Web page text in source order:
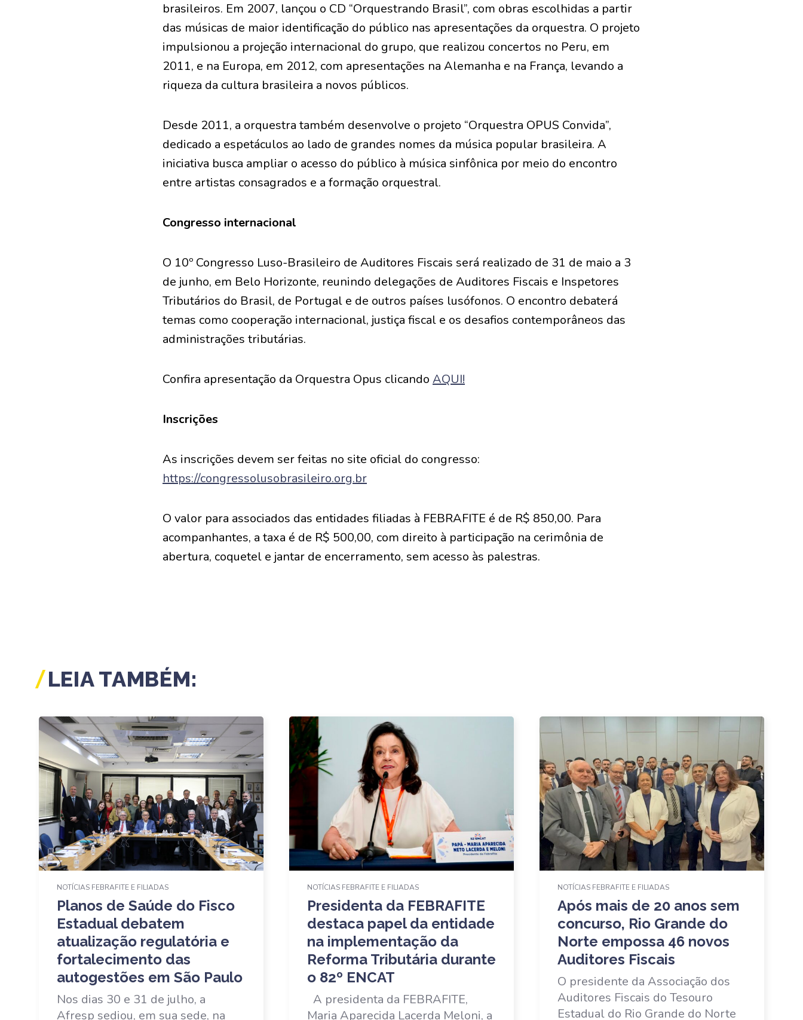
brasileiros. Em 2007, lançou o CD “Orquestrando Brasil”, com obras escolhidas a partir
das músicas de maior identificação do público nas apresentações da orquestra. O projeto
impulsionou a projeção internacional do grupo, que realizou concertos no Peru, em
2011, e na Europa, em 2012, com apresentações na Alemanha e na França, levando a
riqueza da cultura brasileira a novos públicos.
Desde 2011, a orquestra também desenvolve o projeto “Orquestra OPUS Convida”,
dedicado a espetáculos ao lado de grandes nomes da música popular brasileira. A
iniciativa busca ampliar o acesso do público à música sinfônica por meio do encontro
entre artistas consagrados e a formação orquestral.
Congresso internacional
O 10º Congresso Luso-Brasileiro de Auditores Fiscais será realizado de 31 de maio a 3
de junho, em Belo Horizonte, reunindo delegações de Auditores Fiscais e Inspetores
Tributários do Brasil, de Portugal e de outros países lusófonos. O encontro debaterá
temas como cooperação internacional, justiça fiscal e os desafios contemporâneos das
administrações tributárias.
Confira apresentação da Orquestra Opus clicando AQUI!
Inscrições
As inscrições devem ser feitas no site oficial do congresso:
https://congressolusobrasileiro.org.br
O valor para associados das entidades filiadas à FEBRAFITE é de R$ 850,00. Para
acompanhantes, a taxa é de R$ 500,00, com direito à participação na cerimônia de
abertura, coquetel e jantar de encerramento, sem acesso às palestras.
LEIA TAMBÉM:
NOTÍCIAS FEBRAFITE E FILIADAS
Planos de Saúde do Fisco
Estadual debatem
atualização regulatória e
fortalecimento das
autogestões em São Paulo
Nos dias 30 e 31 de julho, a
Afresp sediou, em sua sede, na
NOTÍCIAS FEBRAFITE E FILIADAS
Presidenta da FEBRAFITE
destaca papel da entidade
na implementação da
Reforma Tributária durante
o 82º ENCAT
A presidenta da FEBRAFITE,
Maria Aparecida Lacerda Meloni, a
NOTÍCIAS FEBRAFITE E FILIADAS
Após mais de 20 anos sem
concurso, Rio Grande do
Norte empossa 46 novos
Auditores Fiscais
O presidente da Associação dos
Auditores Fiscais do Tesouro
Estadual do Rio Grande do Norte